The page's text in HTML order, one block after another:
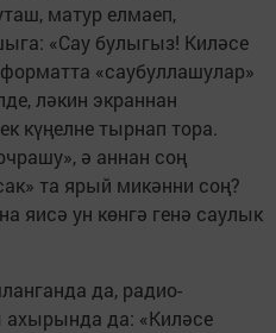
матур елмаеп,
«Сау булыгыз! Киләсе
«саубуллашулар»
ләкин экраннан
күңелне тырнап тора.
ә аннан соң
та ярый микәнни соң?
яисә ун көнгә генә саулык
да, радио-
да: «Киләсе